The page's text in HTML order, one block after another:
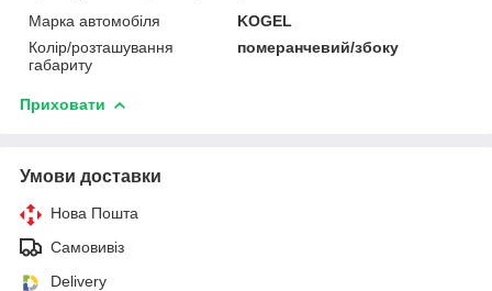
Марка автомобіля
KOGEL
Колір/розташування
габариту
померанчевий/збоку
Приховати
Умови доставки
Нова Пошта
Самовивіз
Delivery